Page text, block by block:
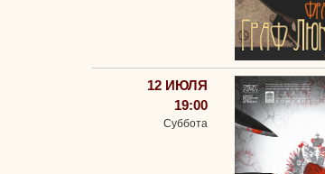
12 ИЮЛЯ
19:00
Суббота